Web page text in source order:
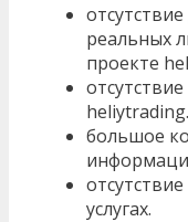
реальных
проекте
большое
услугах.